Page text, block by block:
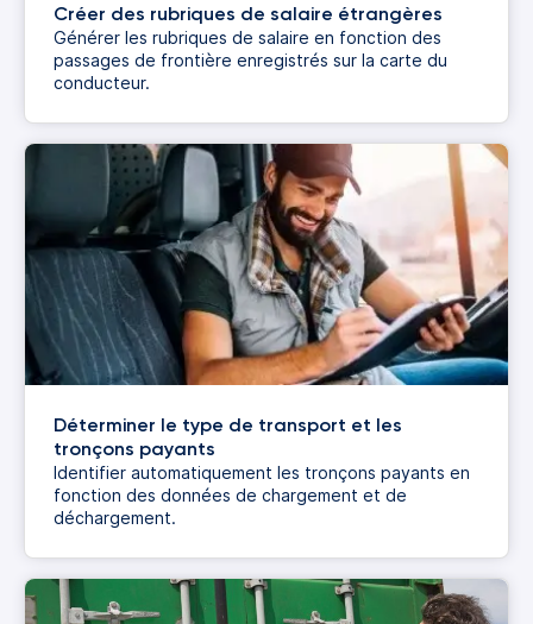
Créer des rubriques de salaire étrangères
Générer les rubriques de salaire en fonction des
passages de frontière enregistrés sur la carte du
conducteur.
Déterminer le type de transport et les
tronçons payants
Identifier automatiquement les tronçons payants en
fonction des données de chargement et de
déchargement.